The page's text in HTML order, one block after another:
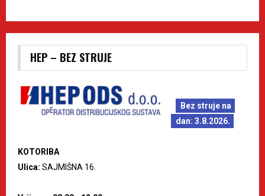
HEP – BEZ STRUJE
Bez struje na
dan: 3.8.2026.
KOTORIBA
Ulica: SAJMIŠNA 16.